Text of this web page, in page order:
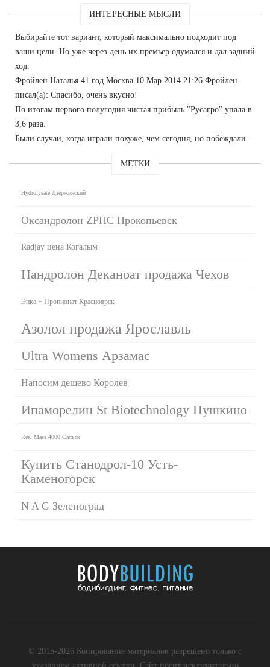
ИНТЕРЕСНЫЕ МЫСЛИ
Выбирайте тот вариант, который максимально подходит под
ваши цели. Но уже через день их премьер одумался и дал задний
ход.
Фройлен Наталья 41 год Москва 10 Мар 2014 21:26 Фройлен
писал(а): Спасибо, очень вкусно!
По итогам первого полугодия чистая прибыль "Русагро" упала в
3,6 раза.
Были случаи, когда играли похуже, чем сегодня, но побеждали.
МЕТКИ
Hydrolysate Дзержинский
Оксандролон ZPHC Прокопьевск
Radjay цена Когалым
Нандролон Деканоат продажа Чехов
Энка + Пропионат Красноярск
Азолол продажа Ярославль
Ultra Womens Арзамас
Напосим дешево Королев
Ипаморелин St Biotechnology Пушкино
Real Mass 4000 Сальск
Купить Станодрол-10 Усть-
Каменогорск
N A G Зеленоград
© 2015-2026 Копирование материалов разрешено только с